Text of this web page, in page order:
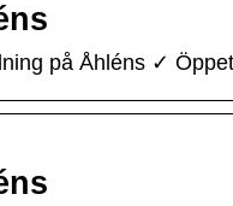
på Åhléns ✓